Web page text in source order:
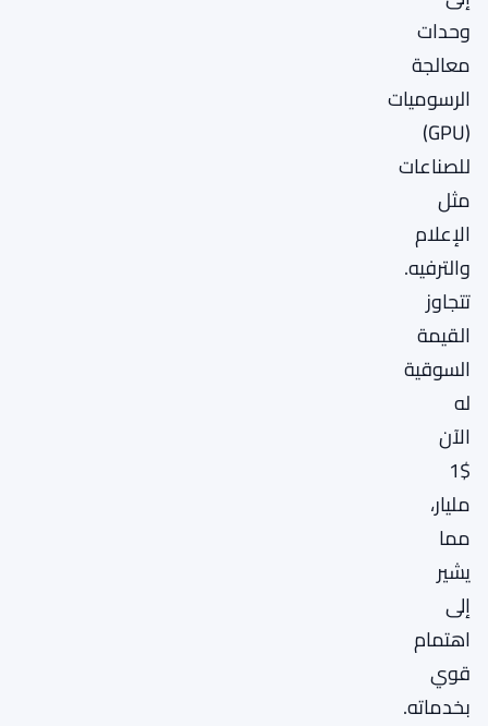
وحدات
معالجة
الرسوميات
(GPU)
للصناعات
مثل
الإعلام
والترفيه.
تتجاوز
القيمة
السوقية
له
الآن
$1
مليار،
مما
يشير
إلى
اهتمام
قوي
بخدماته.